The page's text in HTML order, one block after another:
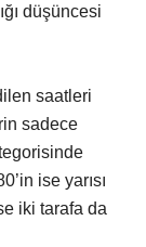
düşüncesi
saatleri
sadece
ise yarısı
iki tarafa da